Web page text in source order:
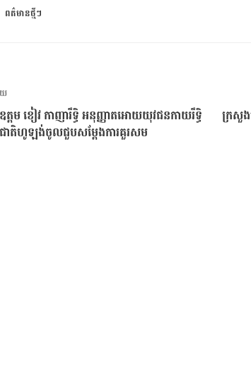
CATEGORIES
ពត៌មានថ្មីៗ
ទិស​
កាស
តម ខៀវ កាញារឹទ្ធិ អនុញ្ញាតអោយយុវជនកាយរឹទ្ធិ
ាតិហូឡង់ចូលជួបសម្តែងការគួរសម
ក្រសួង